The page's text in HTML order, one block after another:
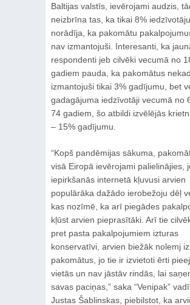
Baltijas valstīs, ievērojami audzis,
neizbrīna tas, ka tikai 8% iedzīvotāju
norādīja, ka pakomātu
nav izmantojuši. Interesanti, ka
respondenti jeb cilvēki vecumā no
gadiem pauda, ka pakomātus
izmantojuši tikai 3% gadījumu, bet
gadagājuma iedzīvotāji vecumā no
74 gadiem, šo atbildi izvēlējās
– 15% gadījumu.
“Kopš pandēmijas sākuma,
visā Eiropā ievērojami palielinājies,
iepirkšanās internetā kļuvusi arvien
populārāka dažādo ierobežoju dēļ
kas nozīmē, ka arī piegādes
kļūst arvien pieprasītāki. Arī tie
pret pasta pakalpojumiem izturas
konservatīvi, arvien biežāk nolemj
pakomātus, jo tie ir izvietoti ērti
vietās un nav jāstāv rindās, lai
savas paciņas,” saka “Venipak”
Justas Šablinskas, piebilstot, ka